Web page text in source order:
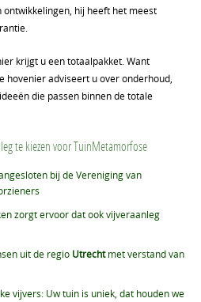
hij heeft het meest
krijgt u een totaalpakket. Want
hovenier adviseert u over onderhoud,
die passen binnen de totale
te kiezen voor TuinMetamorfose
bij de Vereniging van
zorgt ervoor dat ook vijveraanleg
uit de regio Utrechtmet verstand van
vijvers: Uw tuin is uniek, dat houden we